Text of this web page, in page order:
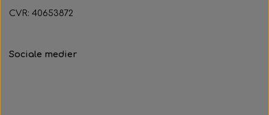
CVR: 40653872
Sociale medier